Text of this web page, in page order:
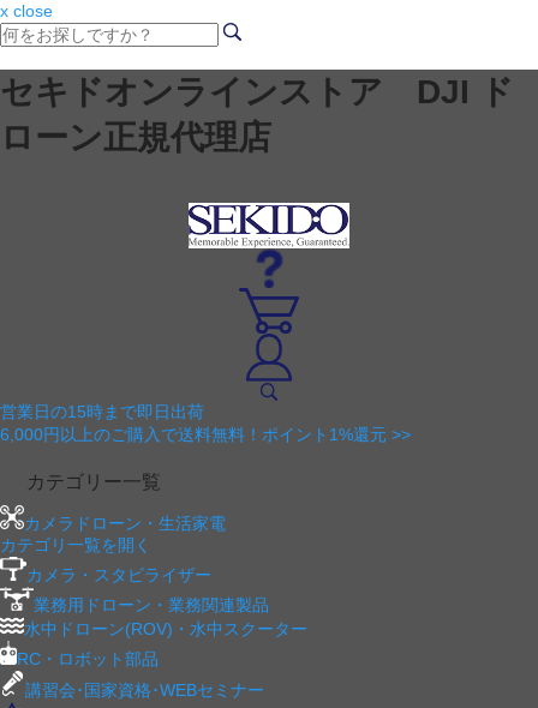
x close
セキドオンラインストア DJI ド
ローン正規代理店
営業日の15時まで即日出荷
6,000円以上のご購入で送料無料！ポイント1%還元 >>
カテゴリー一覧
カメラドローン・生活家電
カテゴリ一覧を開く
カメラ・スタビライザー
業務用ドローン・業務関連製品
水中ドローン(ROV)・水中スクーター
RC・ロボット部品
講習会･国家資格･WEBセミナー